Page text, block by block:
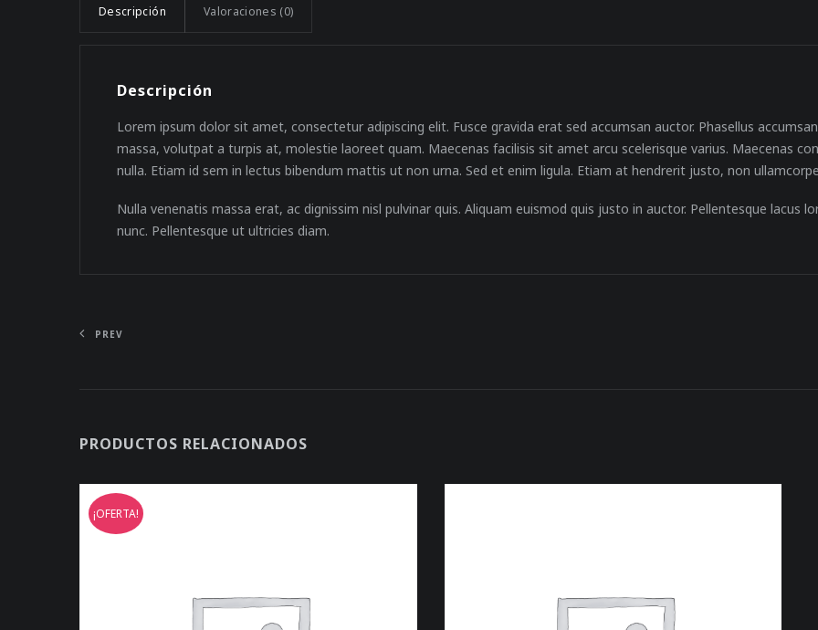
Descripción Valoraciones (0)
Descripción
Lorem ipsum dolor sit amet, consectetur adipiscing elit. Fusce gravida erat sed accumsan auctor. Phasellus
massa, volutpat a turpis at, molestie laoreet quam. Maecenas facilisis sit amet arcu scelerisque varius. Maecenas
nulla. Etiam id sem in lectus bibendum mattis ut non urna. Sed et enim ligula. Etiam at hendrerit justo, non
Nulla venenatis massa erat, ac dignissim nisl pulvinar quis. Aliquam euismod quis justo in auctor. Pellentesque lacus
nunc. Pellentesque ut ultricies diam.
PREV
PRODUCTOS RELACIONADOS
¡OFERTA!